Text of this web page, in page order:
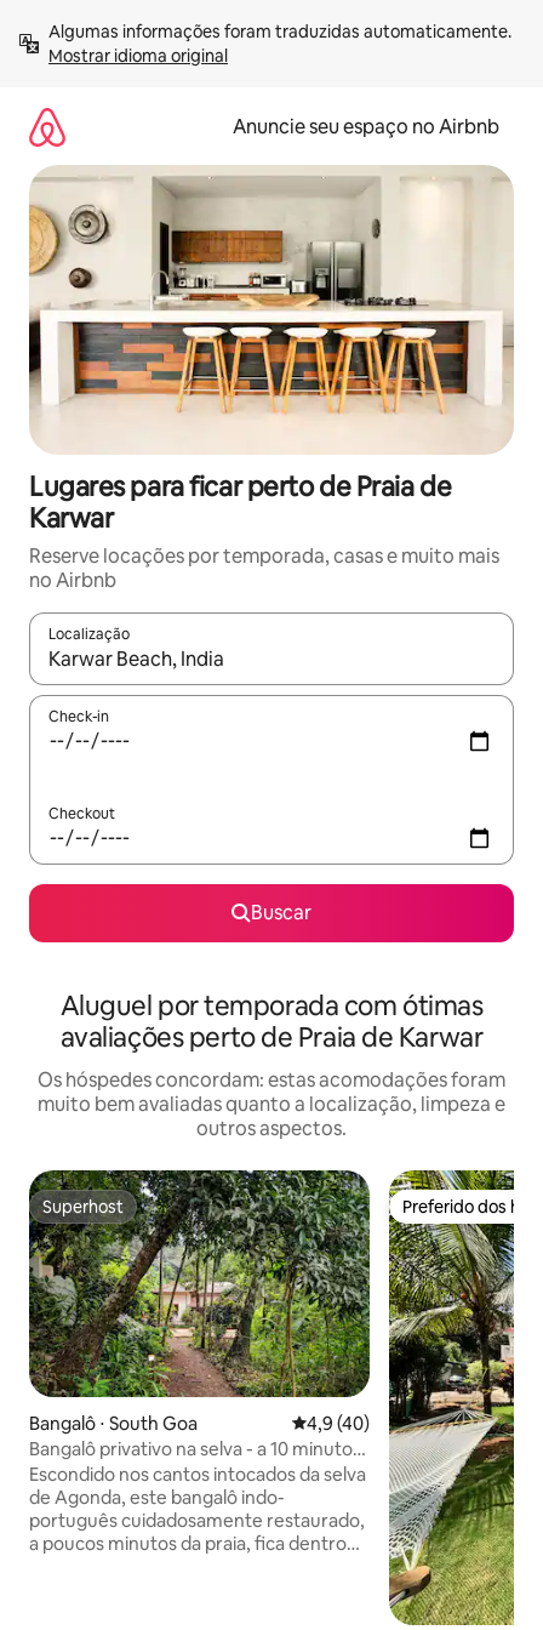
para
Mostrar idioma original
Anuncie seu espaço no Airbnb
Lugares para ficar perto de Praia de
Karwar
Reserve locações por temporada, casas e muito mais
no Airbnb
Localização
Quando os resultados estiverem disponíveis, explore-os
Check-in
Checkout
Buscar
Aluguel por temporada com ótimas
avaliações perto de Praia de Karwar
Os hóspedes concordam: estas acomodações foram
muito bem avaliadas quanto a localização, limpeza e
outros aspectos.
Superhost
Superhost
Bangalô ⋅ South Goa 4,9 de uma avaliação média
4,9 (40)
Bangalô privativo na selva - a 10 minutos
da praia de Agonda
Escondido nos cantos intocados da selva
de Agonda, este bangalô indo-
português cuidadosamente restaurado,
a poucos minutos da praia, fica dentro
Preferido dos
Preferido dos